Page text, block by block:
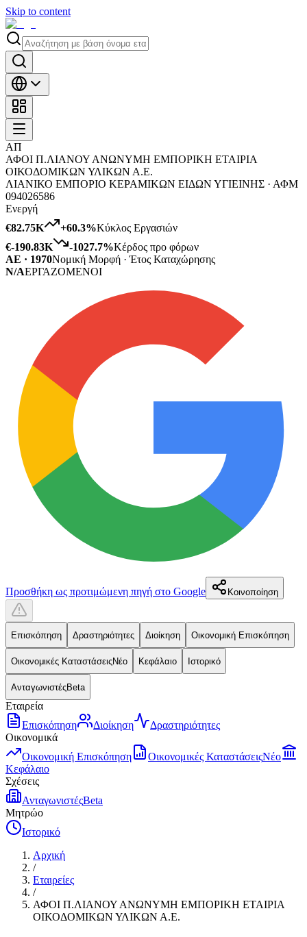
Skip to content
ΑΠ
ΑΦΟΙ Π.ΛΙΑΝΟΥ ΑΝΩΝΥΜΗ ΕΜΠΟΡΙΚΗ ΕΤΑΙΡΙΑ
ΟΙΚΟΔΟΜΙΚΩΝ ΥΛΙΚΩΝ Α.Ε.
ΛΙΑΝΙΚΟ ΕΜΠΟΡΙΟ ΚΕΡΑΜΙΚΩΝ ΕΙΔΩΝ ΥΓΙΕΙΝΗΣ · ΑΦΜ
094026586
Ενεργή
€82.75K
+60.3%Κύκλος Εργασιών
€-190.83K
-1027.7%Κέρδος προ φόρων
ΑΕ · 1970Νομική Μορφή · Έτος Καταχώρησης
N/AΕΡΓΑΖΟΜΕΝΟΙ
Προσθήκη ως προτιμώμενη πηγή στο Google Κοινοποίηση
Επισκόπηση Δραστηριότητες Διοίκηση Οικονομική Επισκόπηση
Οικονομικές ΚαταστάσειςΝέο Κεφάλαιο Ιστορικό
ΑνταγωνιστέςBeta
Εταιρεία
Επισκόπηση
Διοίκηση
Δραστηριότητες
Οικονομικά
Οικονομική Επισκόπηση
Οικονομικές ΚαταστάσειςΝέο
Κεφάλαιο
Σχέσεις
ΑνταγωνιστέςBeta
Μητρώο
Ιστορικό
Αρχική
/
Εταιρείες
/
ΑΦΟΙ Π.ΛΙΑΝΟΥ ΑΝΩΝΥΜΗ ΕΜΠΟΡΙΚΗ ΕΤΑΙΡΙΑ
ΟΙΚΟΔΟΜΙΚΩΝ ΥΛΙΚΩΝ Α.Ε.